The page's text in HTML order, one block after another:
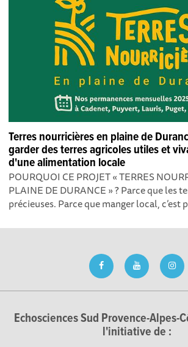
Terres nourricières en plaine de
garder des terres agricoles utiles et
d'une alimentation locale
POURQUOI CE PROJET « TERRES
PLAINE DE DURANCE » ? Parce que les
précieuses. Parce que manger local, c’est
Echosciences Sud Provence-Alpes-
l'initiative de :